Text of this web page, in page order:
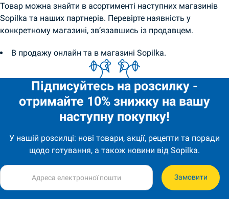
Товар можна знайти в асортименті наступних магазинів
Sopilka та наших партнерів. Перевірте наявність у
конкретному магазині, зв’язавшись із продавцем.
В продажу онлайн та в магазині Sopilka.
Підписуйтесь на розсилку -
отримайте 10% знижку на вашу
наступну покупку!
У нашій розсилці: нові товари, акції, рецепти та поради
щодо готування, а також новини від Sopilka.
Замовити